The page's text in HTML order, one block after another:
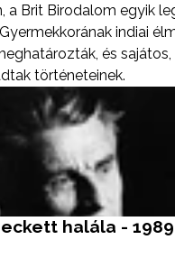
a Brit Birodalom egyik
indiai
és
történeteinek.
halála -